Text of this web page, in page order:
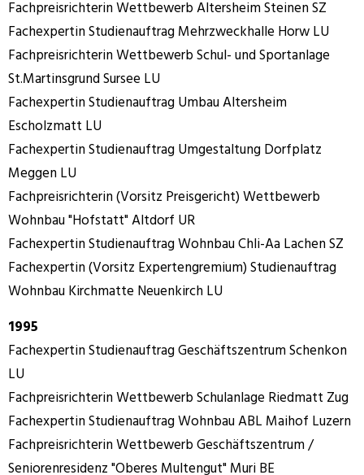
Fachpreisrichterin Wettbewerb Altersheim Steinen SZ
Fachexpertin Studienauftrag Mehrzweckhalle Horw LU
Fachpreisrichterin Wettbewerb Schul- und Sportanlage
St.Martinsgrund Sursee LU
Fachexpertin Studienauftrag Umbau Altersheim
Escholzmatt LU
Fachexpertin Studienauftrag Umgestaltung Dorfplatz
Meggen LU
Fachpreisrichterin (Vorsitz Preisgericht) Wettbewerb
Wohnbau "Hofstatt" Altdorf UR
Fachexpertin Studienauftrag Wohnbau Chli-Aa Lachen SZ
Fachexpertin (Vorsitz Expertengremium) Studienauftrag
Wohnbau Kirchmatte Neuenkirch LU
1995
Fachexpertin Studienauftrag Geschäftszentrum Schenkon
LU
Fachpreisrichterin Wettbewerb Schulanlage Riedmatt Zug
Fachexpertin Studienauftrag Wohnbau ABL Maihof Luzern
Fachpreisrichterin Wettbewerb Geschäftszentrum /
Seniorenresidenz "Oberes Multengut" Muri BE